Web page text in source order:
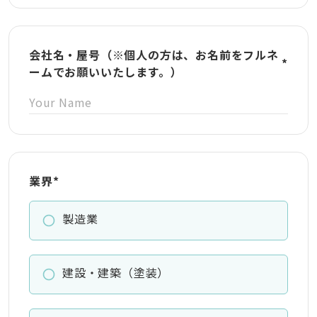
会社名・屋号（※個人の方は、お名前をフルネ
ームでお願いいたします。）
*
業界*
製造業
建設・建築（塗装）